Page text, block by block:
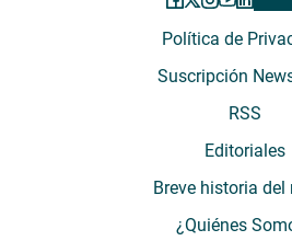
Política de
Suscripción
RSS
Editoriales
Breve historia del
¿Quiénes